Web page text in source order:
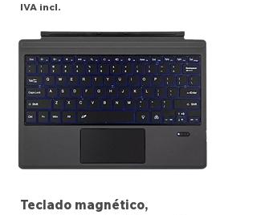
IVA incl.
Teclado magnético,